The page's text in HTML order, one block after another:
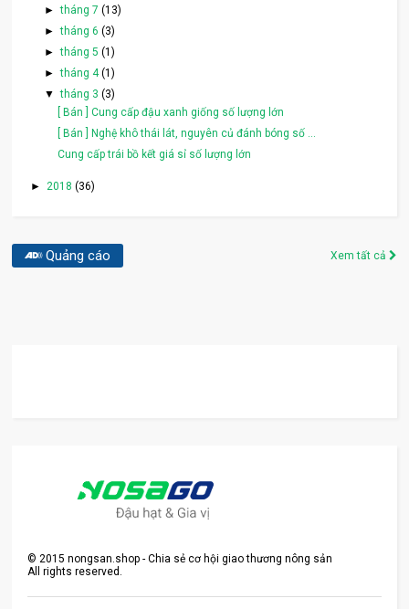
►tháng 7 (13)
►tháng 6 (3)
►tháng 5 (1)
►tháng 4(1)
▼tháng 3 (3)
[ Bán ] Cung cấp đậu xanh giống số lượng lớn
[ Bán ] Nghệ khô thái lát, nguyên củ đánh bóng số ...
Cung cấp trái bồ kết giá sỉ số lượng lớn
►2018(36)
Quảng cáo Xem tất cả
©2015 nongsan.shop - Chia sẻ cơ hội giao thương nông sản
All rights reserved.